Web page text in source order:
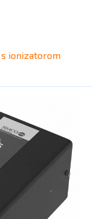
ionizatorom